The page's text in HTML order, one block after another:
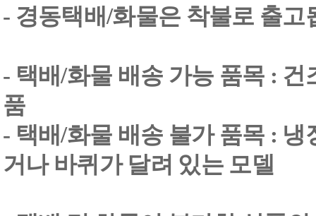
- 경동택배/화물은 착불로 출고
- 택배/화물 배송 가능 품목 :
품
- 택배/화물 배송 불가 품목 :
거나 바퀴가 달려 있는 모델